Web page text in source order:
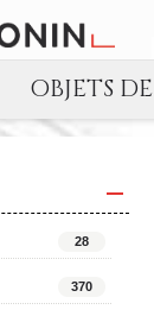
OBJETS
28
370